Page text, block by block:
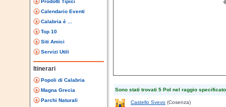
Prodotti Tipici
Calendario Eventi
Calabria è ...
Top 10
Siti Amici
Servizi Utili
Itinerari
Popoli di Calabria
Magna Grecia
Parchi Naturali
Sono stati trovati 5 PoI nel raggio specificato
Castello Svevo (Cosenza)